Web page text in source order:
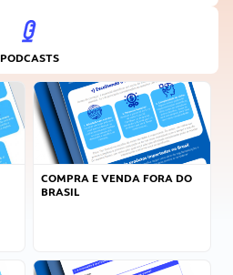
PODCASTS
COMPRA E VENDA FORA DO
BRASIL